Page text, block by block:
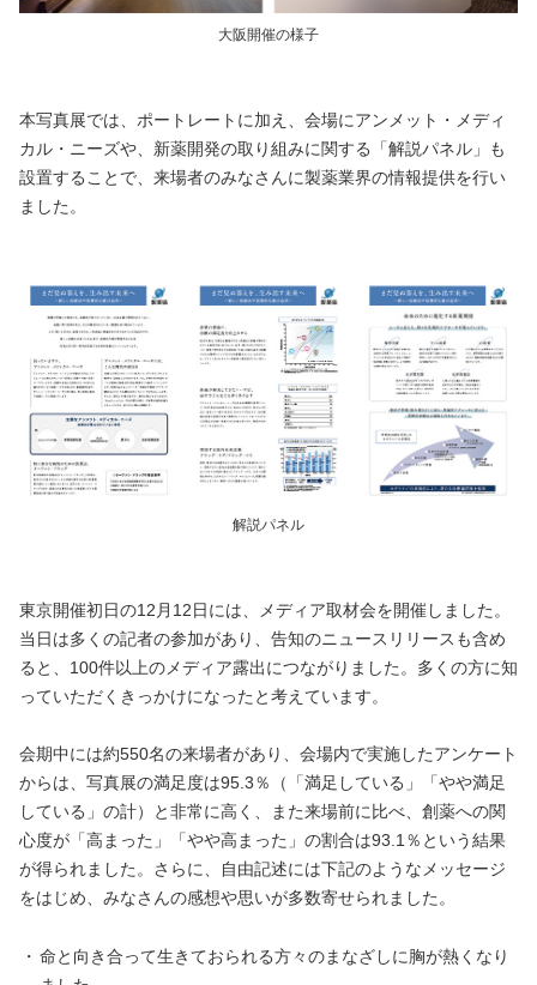
大阪開催の様子
本写真展では、ポートレートに加え、会場にアンメット・メディ
カル・ニーズや、新薬開発の取り組みに関する「解説パネル」も
設置することで、来場者のみなさんに製薬業界の情報提供を行い
ました。
解説パネル
東京開催初日の12月12日には、メディア取材会を開催しました。
当日は多くの記者の参加があり、告知のニュースリリースも含め
ると、100件以上のメディア露出につながりました。多くの方に知
っていただくきっかけになったと考えています。
会期中には約550名の来場者があり、会場内で実施したアンケート
からは、写真展の満足度は95.3％（「満足している」「やや満足
している」の計）と非常に高く、また来場前に比べ、創薬への関
心度が「高まった」「やや高まった」の割合は93.1％という結果
が得られました。さらに、自由記述には下記のようなメッセージ
をはじめ、みなさんの感想や思いが多数寄せられました。
・ 命と向き合って生きておられる方々のまなざしに胸が熱くなり